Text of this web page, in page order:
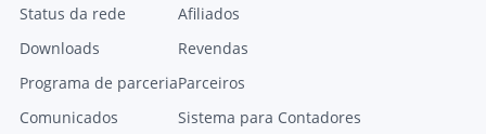
Status da rede
Downloads
Programa de parceria
Comunicados
Afiliados
Revendas
Parceiros
Sistema para Contadores